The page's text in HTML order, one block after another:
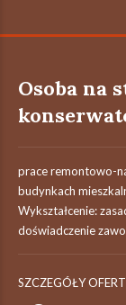
Osoba na
prace remontowo-
budynkach
Wykształcenie:
doświadczenie
SZCZEGÓŁY